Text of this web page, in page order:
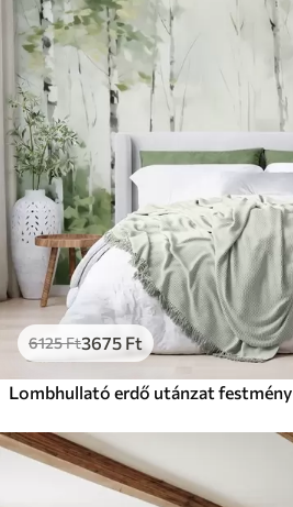
6125Ft3675 Ft
Lombhullató erdő utánzat festmény